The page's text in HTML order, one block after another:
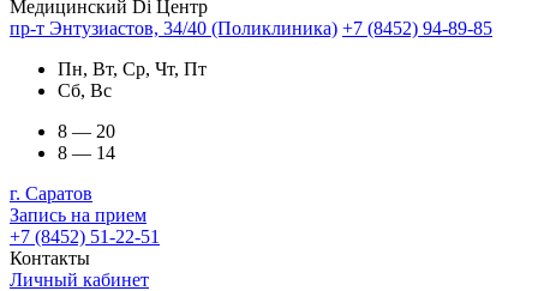
Медицинский Di Центр
пр-т Энтузиастов, 34/40 (Поликлиника) +7 (8452) 94-89-85
Пн, Вт, Ср, Чт, Пт
Сб, Вс
8 — 20
8 — 14
г. Саратов
Запись на прием
+7 (8452) 51-22-51
Контакты
Личный кабинет